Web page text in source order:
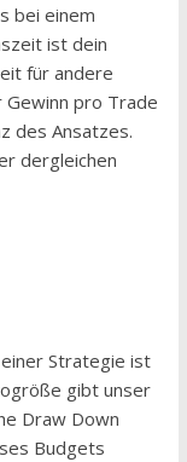
bei einem
ist dein
für andere
pro Trade
des Ansatzes.
dergleichen
Strategie ist
gibt unser
Draw Down
Budgets